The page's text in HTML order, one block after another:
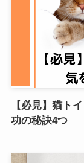
【必見】猫ト
功の秘訣4つ